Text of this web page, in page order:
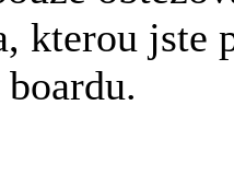
kterou